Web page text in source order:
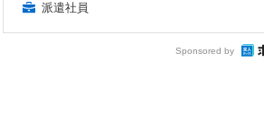
派遣社員
Sponsored by